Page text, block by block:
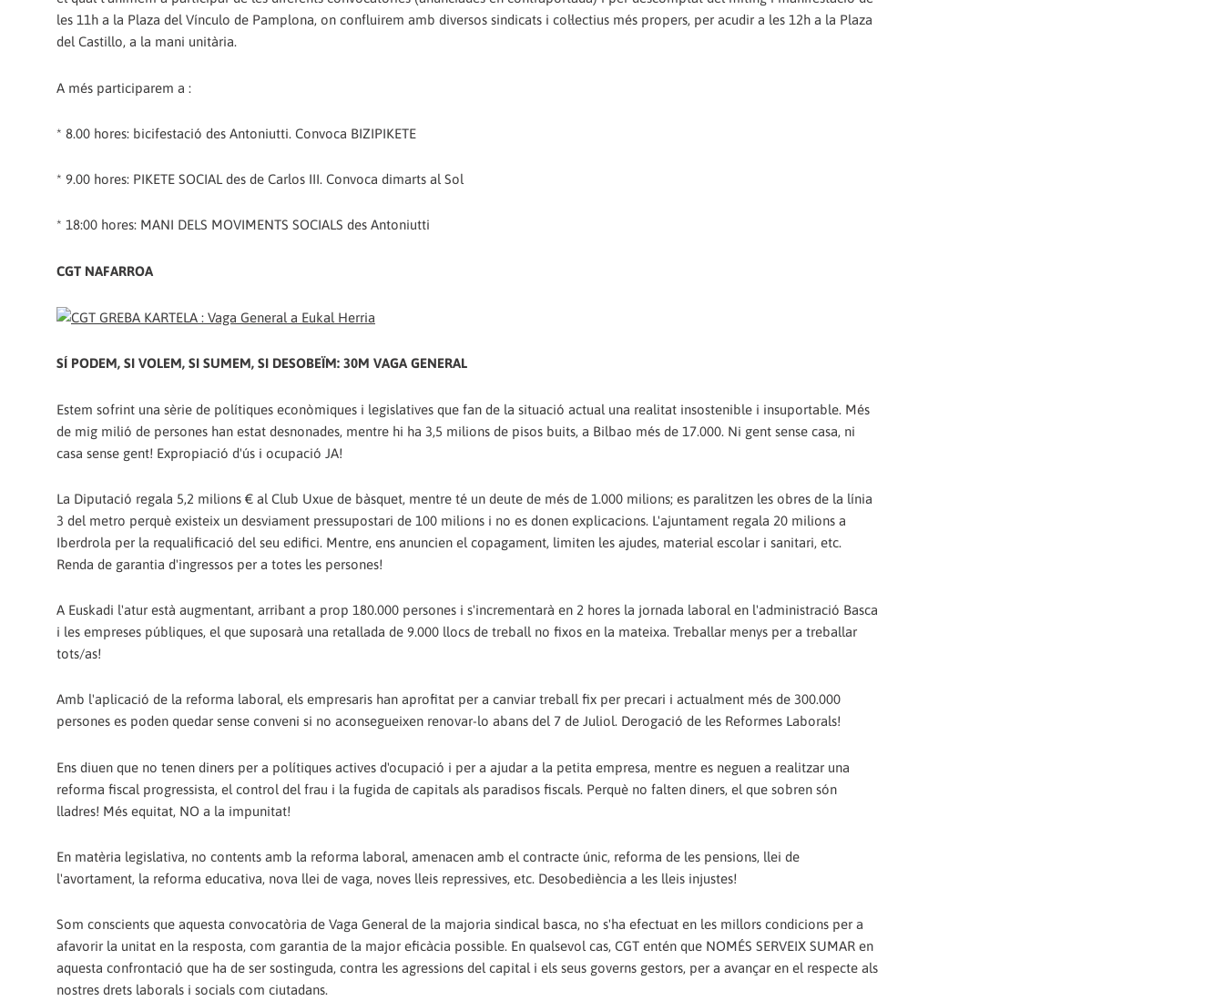
les 11h a la Plaza del Vínculo de Pamplona, on confluirem amb diversos sindicats i col·lectius més propers, per acudir a les 12h a la Plaza
del Castillo, a la mani unitària.
A més participarem a :
* 8.00 hores: bicifestació des Antoniutti. Convoca BIZIPIKETE
* 9.00 hores: PIKETE SOCIAL des de Carlos III. Convoca dimarts al Sol
* 18:00 hores: MANI DELS MOVIMENTS SOCIALS des Antoniutti
CGT NAFARROA
SÍ PODEM, SI VOLEM, SI SUMEM, SI DESOBEÏM: 30M VAGA GENERAL
Estem sofrint una sèrie de polítiques econòmiques i legislatives que fan de la situació actual una realitat insostenible i insuportable. Més
de mig milió de persones han estat desnonades, mentre hi ha 3,5 milions de pisos buits, a Bilbao més de 17.000. Ni gent sense casa, ni
casa sense gent! Expropiació d'ús i ocupació JA!
La Diputació regala 5,2 milions € al Club Uxue de bàsquet, mentre té un deute de més de 1.000 milions; es paralitzen les obres de la línia
3 del metro perquè existeix un desviament pressupostari de 100 milions i no es donen explicacions. L'ajuntament regala 20 milions a
Iberdrola per la requalificació del seu edifici. Mentre, ens anuncien el copagament, limiten les ajudes, material escolar i sanitari, etc.
Renda de garantia d'ingressos per a totes les persones!
A Euskadi l'atur està augmentant, arribant a prop 180.000 persones i s'incrementarà en 2 hores la jornada laboral en l'administració Basca
i les empreses públiques, el que suposarà una retallada de 9.000 llocs de treball no fixos en la mateixa. Treballar menys per a treballar
tots/as!
Amb l'aplicació de la reforma laboral, els empresaris han aprofitat per a canviar treball fix per precari i actualment més de 300.000
persones es poden quedar sense conveni si no aconsegueixen renovar-lo abans del 7 de Juliol. Derogació de les Reformes Laborals!
Ens diuen que no tenen diners per a polítiques actives d'ocupació i per a ajudar a la petita empresa, mentre es neguen a realitzar una
reforma fiscal progressista, el control del frau i la fugida de capitals als paradisos fiscals. Perquè no falten diners, el que sobren són
lladres! Més equitat, NO a la impunitat!
En matèria legislativa, no contents amb la reforma laboral, amenacen amb el contracte únic, reforma de les pensions, llei de
l'avortament, la reforma educativa, nova llei de vaga, noves lleis repressives, etc. Desobediència a les lleis injustes!
Som conscients que aquesta convocatòria de Vaga General de la majoria sindical basca, no s'ha efectuat en les millors condicions per a
afavorir la unitat en la resposta, com garantia de la major eficàcia possible. En qualsevol cas, CGT entén que NOMÉS SERVEIX SUMAR en
aquesta confrontació que ha de ser sostinguda, contra les agressions del capital i els seus governs gestors, per a avançar en el respecte als
nostres drets laborals i socials com ciutadans.